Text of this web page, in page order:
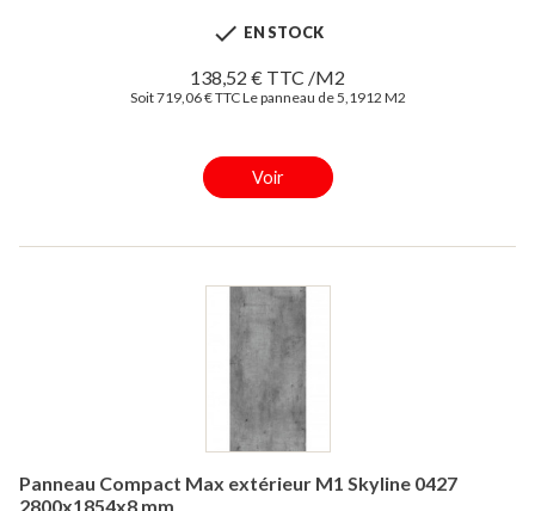
 EN STOCK
138,52 € TTC /M2
Soit 719,06 € TTC Le panneau de 5,1912 M2
Voir
Panneau Compact Max extérieur M1 Skyline 0427
2800x1854x8 mm